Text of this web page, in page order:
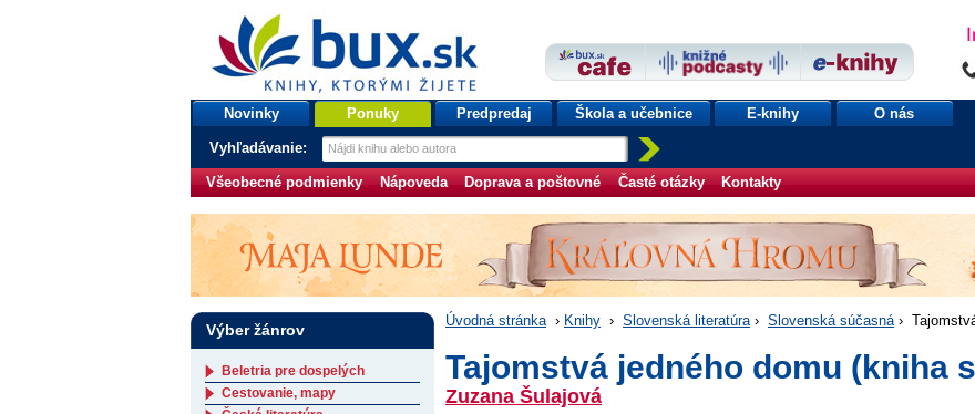
bux.sk
knihy, ktorými žijete
Úvodná stránka
Novinky Ponuky Predpredaj Škola a učebnice E-knihy O nás
Vyhľadávanie:
Všeobecné podmienky Nápoveda Doprava a poštovné Časté otázky Kontakty
Úvodná stránka › Knihy › Slovenská literatúra› Slovenská súčasná›
Tajomstvá jedného domu (kniha
Zuzana Šulajová
Výber žánrov
Beletria pre dospelých
Cestovanie, mapy